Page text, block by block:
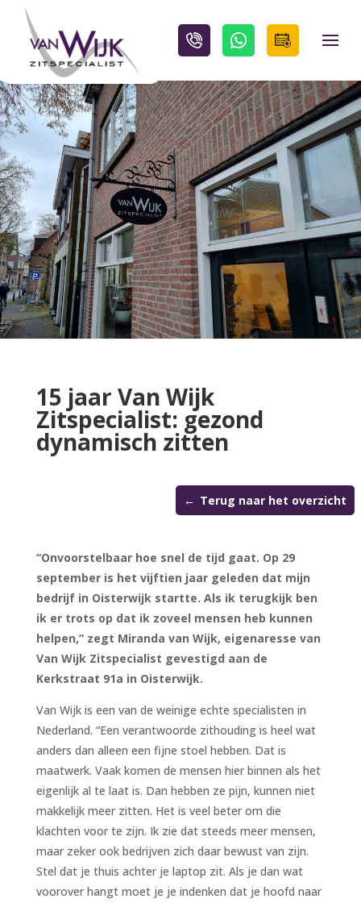
15 jaar Van Wijk
Zitspecialist: gezond
dynamisch zitten
Terug naar het overzicht
“Onvoorstelbaar hoe snel de tijd gaat. Op 29
september is het vijftien jaar geleden dat mijn
bedrijf in Oisterwijk startte. Als ik terugkijk ben
ik er trots op dat ik zoveel mensen heb kunnen
helpen,” zegt Miranda van Wijk, eigenaresse van
Van Wijk Zitspecialist gevestigd aan de
Kerkstraat 91a in Oisterwijk.
Van Wijk is een van de weinige echte specialisten in
Nederland. “Een verantwoorde zithouding is heel wat
anders dan alleen een fijne stoel hebben. Dat is
maatwerk. Vaak komen de mensen hier binnen als het
eigenlijk al te laat is. Dan hebben ze pijn, kunnen niet
makkelijk meer zitten. Het is veel beter om die
klachten voor te zijn. Ik zie dat steeds meer mensen,
maar zeker ook bedrijven zich daar bewust van zijn.
Stel dat je thuis achter je laptop zit. Als je dan wat
voorover hangt moet je je indenken dat je hoofd naar